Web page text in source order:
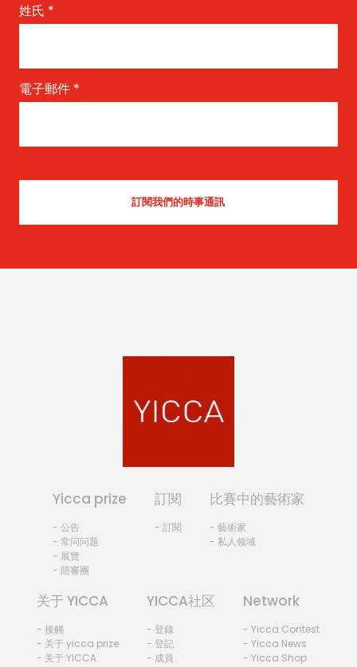
姓氏 *
電子郵件 *
Yicca prize
- 公告
- 常问问题
- 展覽
- 陪審團
訂閱
- 訂閱
比賽中的藝術家
- 藝術家
- 私人领域
关于 YICCA
- 接觸
- 关于 yicca prize
- 关于 YICCA
YICCA社区
- 登錄
- 登記
- 成員
Network
- Yicca Contest
- Yicca News
- Yicca Shop